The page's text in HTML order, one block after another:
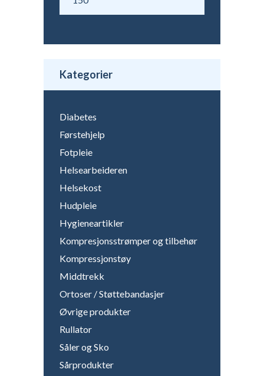
Kategorier
Diabetes
Førstehjelp
Fotpleie
Helsearbeideren
Helsekost
Hudpleie
Hygieneartikler
Kompresjonsstrømper og tilbehør
Kompressjonstøy
Middtrekk
Ortoser / Støttebandasjer
Øvrige produkter
Rullator
Såler og Sko
Sårprodukter